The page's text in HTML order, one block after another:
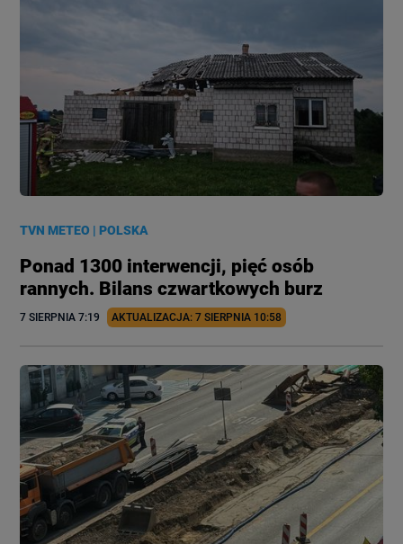
TVN METEO |POLSKA
Ponad 1300 interwencji, pięć osób
rannych. Bilans czwartkowych burz
7 SIERPNIA 7:19 AKTUALIZACJA: 7 SIERPNIA 10:58